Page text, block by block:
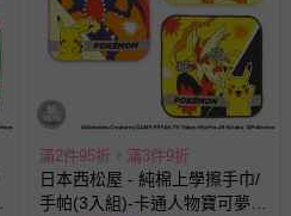
滿2件95折，滿3件9折
日本西松屋 - 純棉上學擦手巾/
手帕(3入組)-卡通人物寶可夢-